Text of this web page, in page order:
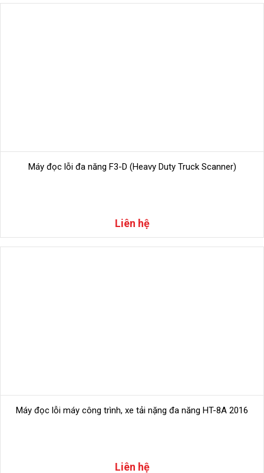
Máy đọc lỗi đa năng F3-D (Heavy Duty Truck Scanner)
Liên hệ
Máy đọc lỗi máy công trình, xe tải nặng đa năng HT-8A 2016
Liên hệ